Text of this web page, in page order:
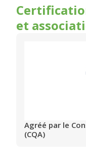
et
Agréé par le
(CQA)